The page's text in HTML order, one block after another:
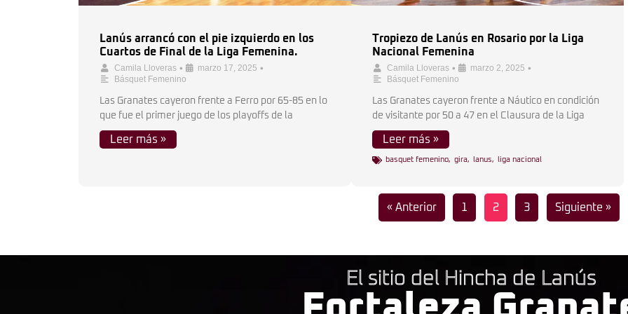
Lanús arrancó con el pie izquierdo en los
Cuartos de Final de la Liga Femenina.
Camila Lloveras • marzo 17, 2025 •
Básquet Femenino
Las Granates cayeron frente a Ferro por 65-85 en lo
que fue el primer juego de los playoffs de la
Leer más »
Tropiezo de Lanús en Rosario por la Liga
Nacional Femenina
Camila Lloveras • marzo 2, 2025 •
Básquet Femenino
Las Granates cayeron frente a Náutico en condición
de visitante por 50 a 47 en el Clausura de la Liga
Leer más »
basquet femenino, gira, lanus, liga nacional
« Anterior 1 2 3 Siguiente »
El sitio del Hincha de Lanús